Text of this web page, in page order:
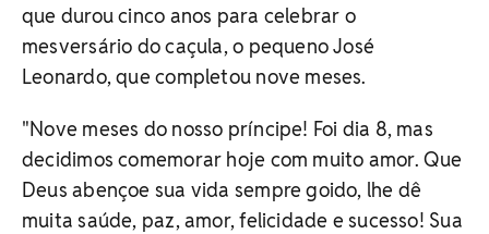
que durou cinco anos para celebrar o
mesversário do caçula, o pequeno José
Leonardo, que completou nove meses.
"Nove meses do nosso príncipe! Foi dia 8, mas
decidimos comemorar hoje com muito amor. Que
Deus abençoe sua vida sempre goido, lhe dê
muita saúde, paz, amor, felicidade e sucesso! Sua